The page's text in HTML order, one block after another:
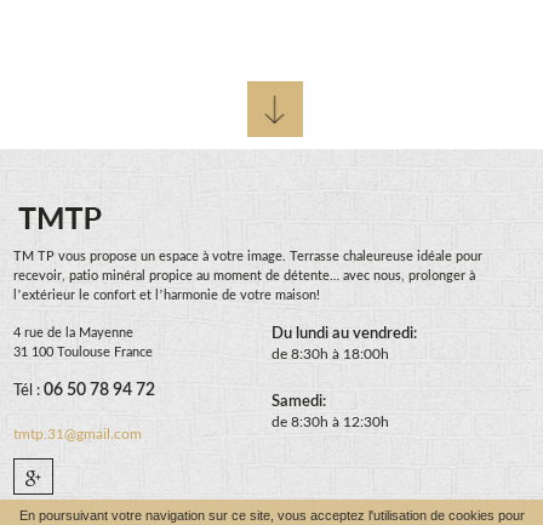
TM TP vous propose un espace à votre image. Terrasse chaleureuse idéale pour
recevoir, patio minéral propice au moment de détente… avec nous, prolonger à
l’extérieur le confort et l’harmonie de votre maison!
4 rue de la Mayenne
31 100 Toulouse France
Tél :06 50 78 94 72
tmtp.31@gmail.com
Du lundi au vendredi:
de 8:30h à 18:00h
Samedi:
de 8:30h à 12:30h
En poursuivant votre navigation sur ce site, vous acceptez l'utilisation de cookies pour